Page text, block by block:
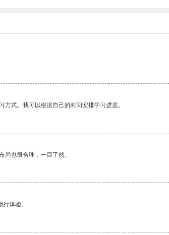
式。我可以根据自己的时间安排学习进度。
也很合理，一目了然。
体验。